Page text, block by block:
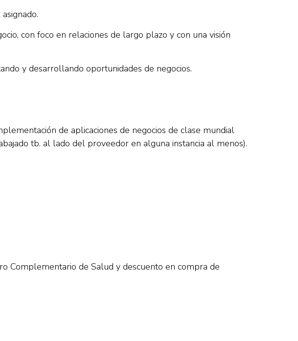
con foco en relaciones de largo plazo y con una visión
y desarrollando oportunidades de negocios.
de aplicaciones de negocios de clase mundial
tb. al lado del proveedor en alguna instancia al menos).
Complementario de Salud y descuento en compra de